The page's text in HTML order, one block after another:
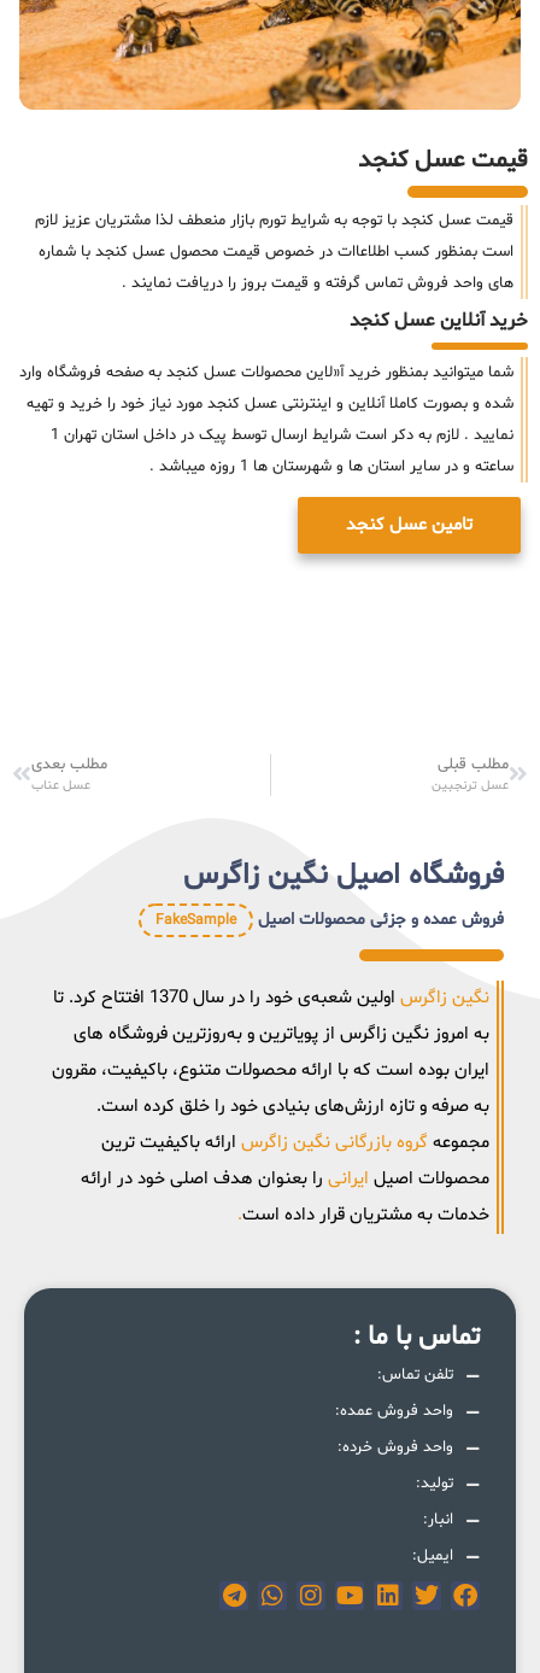
قیمت عسل کنجد
قیمت عسل کنجد با توجه به شرایط تورم بازار منعطف لذا مشتریان عزیز لازم
است بمنظور کسب اطلاعاات در خصوص قیمت محصول عسل کنجد با شماره
های واحد فروش تماس گرفته و قیمت بروز را دریافت نمایند .
خرید آنلاین عسل کنجد
شما میتوانید بمنظور خرید آ«لاین محصولات عسل کنجد به صفحه فروشگاه وارد
شده و بصورت کاملا آنلاین و اینترنتی عسل کنجد مورد نیاز خود را خرید و تهیه
نمایید . لازم به دکر است شرایط ارسال توسط پیک در داخل استان تهران 1
ساعته و در سایر استان ها و شهرستان ها 1 روزه میباشد .
تامین عسل کنجد
مطلب قبلی
عسل ترنجبین
مطلب بعدی
عسل عناب
فروشگاه اصیل نگین زاگرس
فروش عمده و جزئی محصولات اصیل FakeSample
نگین زاگرس
اولین شعبه‌ی خود را در سال 1370 افتتاح کرد. تا
به امروز نگین زاگرس از پویاترین و به‌روزترین فروشگاه های
ایران بوده است که با ارائه محصولات متنوع، باکیفیت، مقرون
‌به ‌صرفه و تازه ارزش‌های بنیادی خود را خلق کرده است.
مجموعه گروه بازرگانی نگین زاگرس ارائه باکیفیت ترین
محصولات اصیل ایرانی را بعنوان هدف اصلی خود در ارائه
خدمات به مشتریان قرار داده است.
تماس با ما :
تلفن تماس:
واحد فروش عمده:
واحد فروش خرده:
تولید:
انبار:
ایمیل: